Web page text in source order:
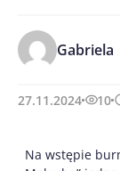
Gabriela
27.11.2024 10
Na wstępie